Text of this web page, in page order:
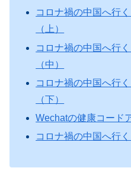
コロナ禍の中国へ行
（上）
コロナ禍の中国へ行
（中）
コロナ禍の中国へ行
（下）
Wechatの健康コード
コロナ禍の中国へ行